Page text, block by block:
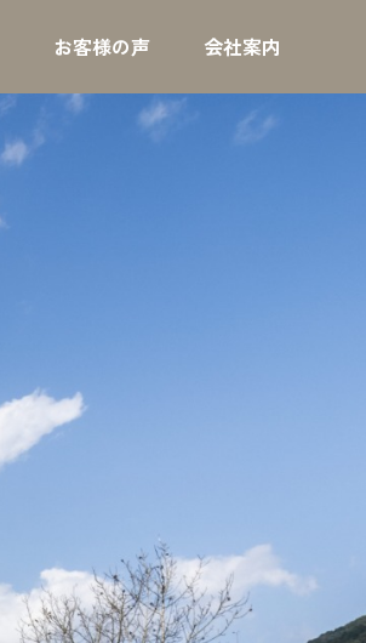
お客様の声 会社案内